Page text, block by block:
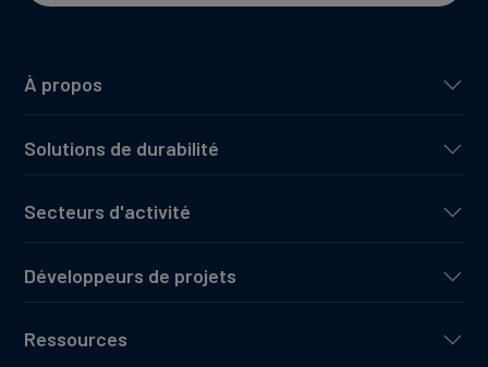
À propos
Solutions de durabilité
Secteurs d'activité
Développeurs de projets
Ressources